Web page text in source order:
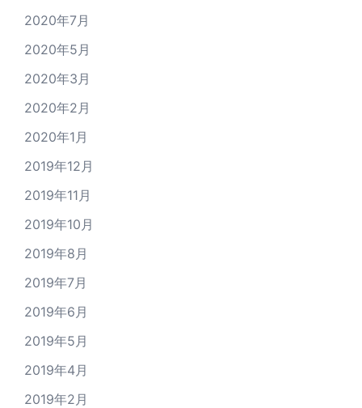
2020年7月
2020年5月
2020年3月
2020年2月
2020年1月
2019年12月
2019年11月
2019年10月
2019年8月
2019年7月
2019年6月
2019年5月
2019年4月
2019年2月